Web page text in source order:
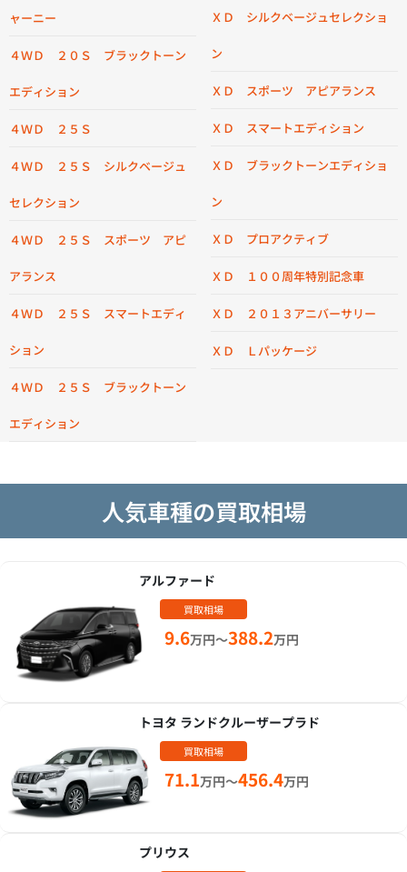
ャーニー
４ＷＤ ２０Ｓ ブラックトーン
エディション
４ＷＤ ２５Ｓ
４ＷＤ ２５Ｓ シルクベージュ
セレクション
４ＷＤ ２５Ｓ スポーツ アピ
アランス
４ＷＤ ２５Ｓ スマートエディ
ション
４ＷＤ ２５Ｓ ブラックトーン
エディション
ＸＤ シルクベージュセレクショ
ン
ＸＤ スポーツ アピアランス
ＸＤ スマートエディション
ＸＤ ブラックトーンエディショ
ン
ＸＤ プロアクティブ
ＸＤ １００周年特別記念車
ＸＤ ２０１３アニバーサリー
ＸＤ Ｌパッケージ
人気車種の買取相場
アルファード
買取相場
9.6万円～388.2万円
トヨタ ランドクルーザープラド
買取相場
71.1万円～456.4万円
プリウス